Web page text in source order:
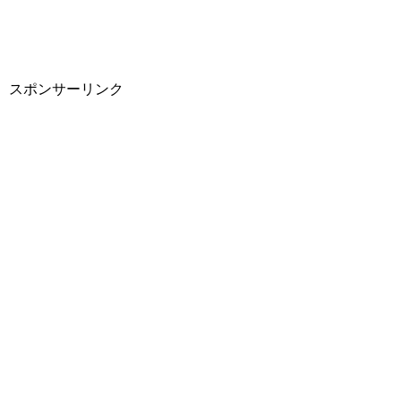
スポンサーリンク